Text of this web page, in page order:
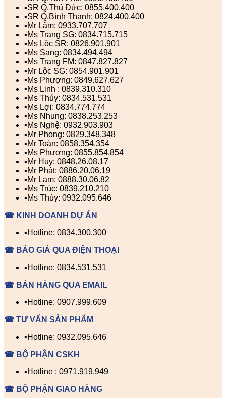
▪️SR Q.Thủ Đức: 0855.400.400
▪️SR Q.Bình Thạnh: 0824.400.400
▪️Mr Lãm: 0933.707.707
▪️Ms Trang SG: 0834.715.715
▪️Ms Lộc SR: 0826.901.901
▪️Ms Sang: 0834.494.494
▪️Ms Trang FM: 0847.827.827
▪️Mr Lộc SG: 0854.901.901
▪️Ms Phượng: 0849.627.627
▪️Ms Linh : 0839.310.310
▪️Ms Thúy: 0834.531.531
▪️Ms Lợi: 0834.774.774
▪️Ms Nhung: 0838.253.253
▪️Ms Nghệ: 0932.903.903
▪️Mr Phong: 0829.348.348
▪️Mr Toàn: 0858.354.354
▪️Ms Phương: 0855.854.854
▪️Mr Huy: 0848.26.08.17
▪️Mr Phát: 0886.20.06.19
▪️Mr Lam: 0888.30.06.82
▪️Ms Trúc: 0839.210.210
▪️Ms Thúy: 0932.095.646
☎ KINH DOANH DỰ ÁN
▪️Hotline: 0834.300.300
☎ BÁO GIÁ QUA ĐIỆN THOẠI
▪️Hotline: 0834.531.531
☎ BÁN HÀNG QUA EMAIL
▪️Hotline: 0907.999.609
☎ TƯ VẤN SẢN PHẨM
▪️Hotline: 0932.095.646
☎ BỘ PHẬN CSKH
▪️Hotline : 0971.919.949
☎ BỘ PHẬN GIAO HÀNG